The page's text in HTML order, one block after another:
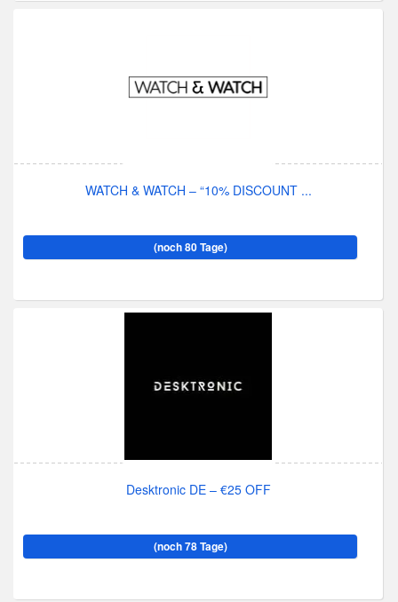
WATCH & WATCH – “10% DISCOUNT ...
(noch 80 Tage)
Desktronic DE – €25 OFF
(noch 78 Tage)